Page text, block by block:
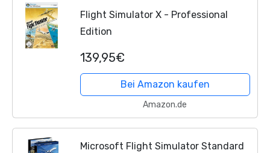
Flight Simulator X - Professional
Edition
139,95€
Bei Amazon kaufen
Amazon.de
Microsoft Flight Simulator Standard